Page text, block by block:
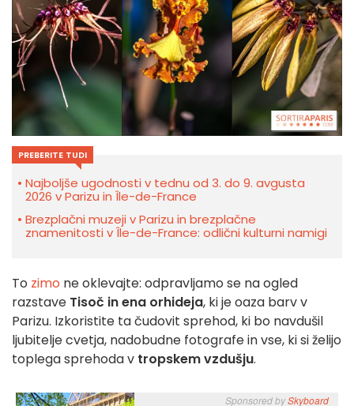
PREBERITE TUDI
Najboljše ugodnosti v tednu od 3. do 9. avgusta
2026 v Parizu in Île-de-France
Brezplačni muzeji v Parizu in brezplačne
znamenitosti v Île-de-France: odlični kulturni namigi
To zimo ne oklevajte: odpravljamo se na ogled
razstave Tisoč in ena orhideja, ki je oaza barv v
Parizu. Izkoristite ta čudovit sprehod, ki bo navdušil
ljubitelje cvetja, nadobudne fotografe in vse, ki si želijo
toplega sprehoda v tropskem vzdušju.